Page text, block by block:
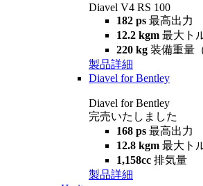
Diavel V4 RS 100
182 ps 最高出力
12.2 kgm 最大ト
220 kg 装備重量
製品詳細
Diavel for Bentley
Diavel for Bentley
完売いたしました
168 ps 最高出力
12.8 kgm 最大ト
1,158cc 排気量
製品詳細